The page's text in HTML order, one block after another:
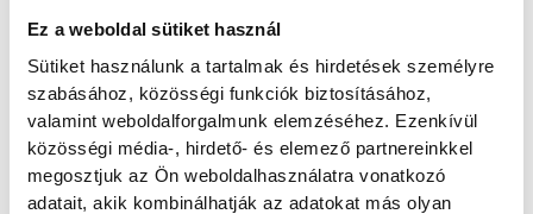
Ez a weboldal sütiket használ
Sütiket használunk a tartalmak és hirdetések személyre
szabásához, közösségi funkciók biztosításához,
valamint weboldalforgalmunk elemzéséhez. Ezenkívül
közösségi média-, hirdető- és elemező partnereinkkel
megosztjuk az Ön weboldalhasználatra vonatkozó
adatait, akik kombinálhatják az adatokat más olyan
sétájából választhatnak: az Óvóhely-
túra különleges történelmi helyszínt mutat
be, míg a „Veszprém, a zenélő
ékszerdoboz”, az Árpád-kori séta vagy
a nordic walking élménytúrák a város
sokszínűségét tárják fel – aktívan,